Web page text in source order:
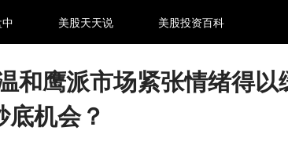
美股天天说 美股投资百科
和鹰派市场紧张情绪得以
机会？